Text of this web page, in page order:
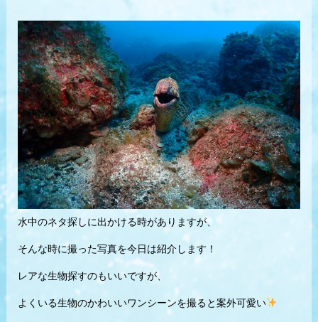
水中のネタ探しに出かける時がありますが、
そんな時に撮った写真を今日は紹介します！
レアな生物探すのもいいですが、
よくいる生物のかわいいワンシーンを撮ると案外可愛い